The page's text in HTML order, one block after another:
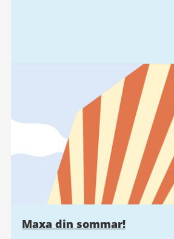
Maxa din sommar!